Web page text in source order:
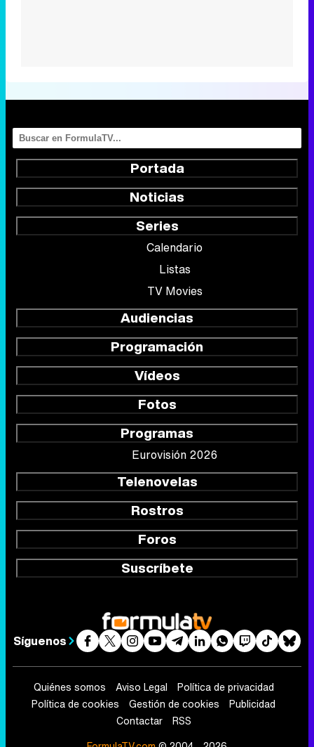
Portada
Noticias
Series
Calendario
Listas
TV Movies
Audiencias
Programación
Vídeos
Fotos
Programas
Eurovisión 2026
Telenovelas
Rostros
Foros
Suscríbete
Síguenos
Quiénes somos Aviso Legal
Política de privacidad
Política de cookies
Gestión de cookies
Publicidad
Contactar
RSS